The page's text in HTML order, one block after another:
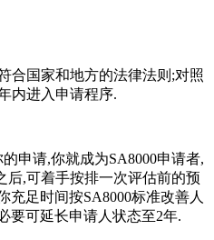
合国家和地方的法律法则;对照
内进入申请程序.
申请,你就成为SA8000申请者,
后,可着手按排一次评估前的预
充足时间按SA8000标准改善人
要可延长申请人状态至2年.